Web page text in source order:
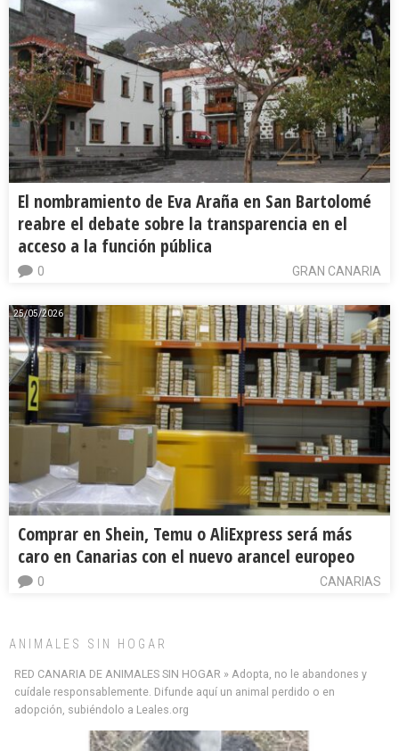
El nombramiento de Eva Araña en San Bartolomé
reabre el debate sobre la transparencia en el
acceso a la función pública
GRAN CANARIA
0
25/05/2026
Comprar en Shein, Temu o AliExpress será más
caro en Canarias con el nuevo arancel europeo
CANARIAS
0
ANIMALES SIN HOGAR
RED CANARIA DE ANIMALES SIN HOGAR » Adopta, no le abandones y
cuídale responsablemente. Difunde aquí un animal perdido o en
adopción, subiéndolo a Leales.org